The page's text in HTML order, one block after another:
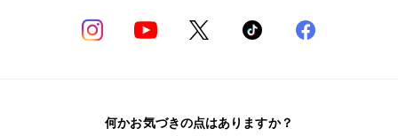
何かお気づきの点はありますか？